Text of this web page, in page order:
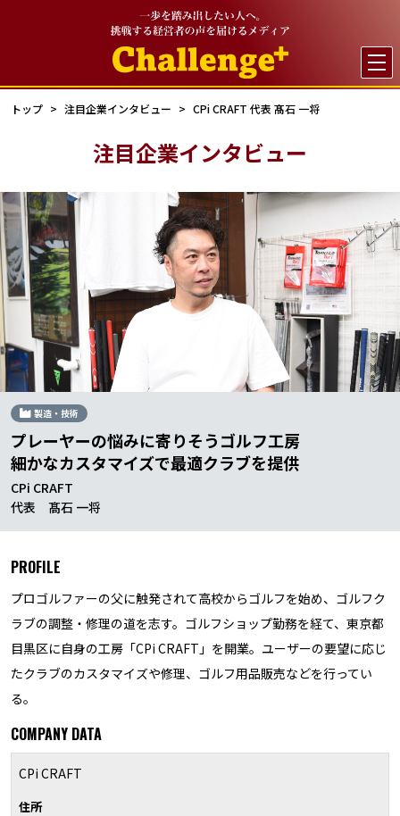

トップ 注目企業インタビュー CPi CRAFT 代表 髙石 一将
注目企業インタビュー
製造・技術
プレーヤーの悩みに寄りそうゴルフ工房
細かなカスタマイズで最適クラブを提供
CPi CRAFT
代表 髙石 一将
PROFILE
プロゴルファーの父に触発されて高校からゴルフを始め、ゴルフク
ラブの調整・修理の道を志す。ゴルフショップ勤務を経て、東京都
目黒区に自身の工房「CPi CRAFT」を開業。ユーザーの要望に応じ
たクラブのカスタマイズや修理、ゴルフ用品販売などを行ってい
る。
COMPANY DATA
CPi CRAFT
住所